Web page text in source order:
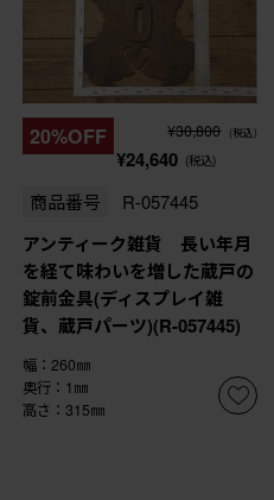
20%OFF ¥30,800 (税込)
¥24,640 (税込)
商品番号 R-057445
アンティーク雑貨 長い年月
を経て味わいを増した蔵戸の
錠前金具(ディスプレイ雑
貨、蔵戸パーツ)(R-057445)
幅：260㎜
奥行：1㎜
高さ：315㎜